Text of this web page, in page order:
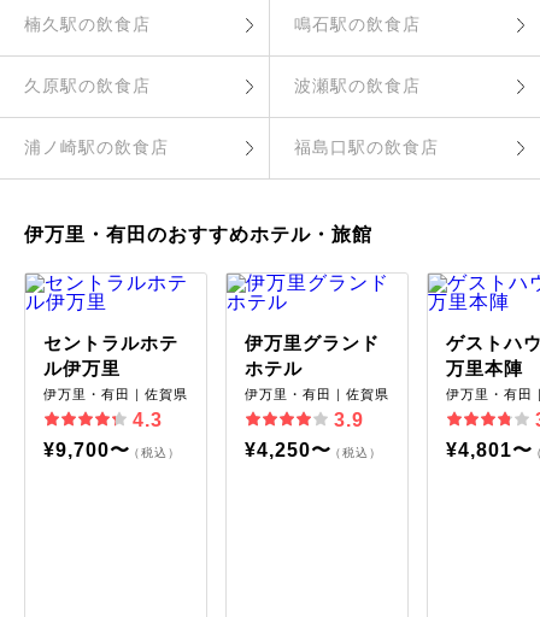
楠久駅の飲食店 鳴石駅の飲食店
久原駅の飲食店 波瀬駅の飲食店
浦ノ崎駅の飲食店 福島口駅の飲食店
伊万里・有田のおすすめホテル・旅館
セントラルホテ
ル伊万里
伊万里・有田｜佐賀県
4.3
¥9,700〜（税込）
伊万里グランド
ホテル
伊万里・有田｜佐賀県
3.9
¥4,250〜（税込）
ゲストハ
万里本陣
伊万里・有田
¥4,801〜